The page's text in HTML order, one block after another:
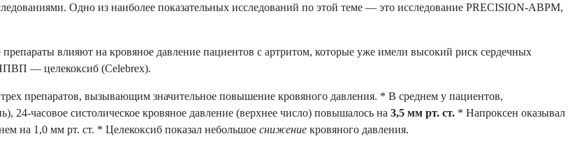
Одно из наиболее показательных исследований по этой теме — это исследование PRECISION-ABPM,
влияют на кровяное давление пациентов с артритом, которые уже имели высокий риск сердечных
— целекоксиб (Celebrex).
трех препаратов, вызывающим значительное повышение кровяного давления. * В среднем у пациентов,
часовое систолическое кровяное давление (верхнее число) повышалось на 3,5 мм рт. ст. * Напроксен оказывал
на 1,0 мм рт. ст. * Целекоксиб показал небольшое снижение кровяного давления.